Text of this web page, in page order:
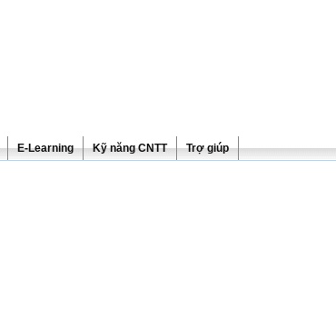
E-Learning Kỹ năng CNTT Trợ giúp